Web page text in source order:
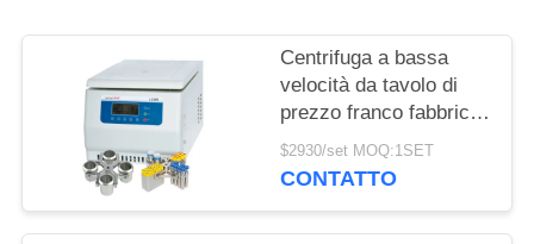
PRIVACY
POLICY
Centrifuga a bassa
velocità da tavolo di
prezzo franco fabbrica
certificata CE con
grande capacità
$2930/set MOQ:1SET
CONTATTO